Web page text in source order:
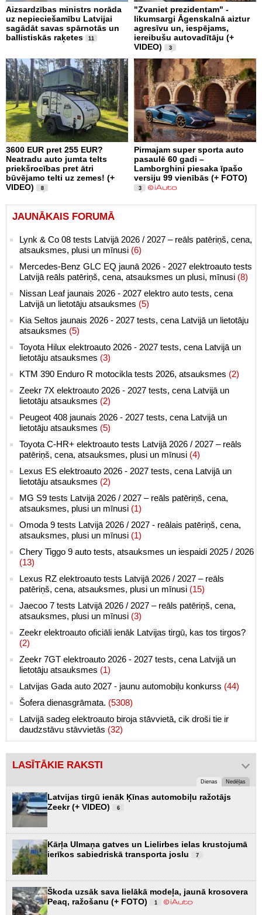
Aizsardzības ministrs norāda
uz nepieciešamību Latvijai
sagādāt savas spārnotās un
ballistiskās raķetes
11
"Zvaniet prezidentam" -
likumsargi Āgenskalnā aiztur
agresīvu un, iespējams,
iereibušu autovadītāju (+
VIDEO)
3
3600 EUR pret 255 EUR?
Neatradu auto jumta telts
priekšrocības pret ātri
būvējamo telti uz zemes! (+
VIDEO)
8
Pirmajam super sporta auto
pasaulē 60 gadi –
Lamborghini piesaka īpašo
versiju 99 vienībās (+ FOTO)
3
JAUNĀKAIS FORUMĀ
Lynk & Co 08 tests Latvijā 2026 / 2027 – reāls patēriņš, cena,
atsauksmes, plusi un mīnusi (6)
Mercedes-Benz GLC EQ jaunā 2026 - 2027 elektroauto tests
Latvijā reāls patēriņš, cena, atsauksmes un plusi, mīnusi (8)
Nissan Leaf jaunais 2026 - 2027 elektro auto tests, cena
Latvijā un lietotāju atsauksmes (5)
Kia Seltos jaunais 2026 - 2027 tests, cena Latvijā un lietotāju
atsauksmes (5)
Toyota Hilux elektroauto 2026 - 2027 tests, cena Latvijā un
lietotāju atsauksmes (3)
KTM 390 Enduro R motocikla tests 2026, atsauksmes (2)
Zeekr 7X elektroauto 2026 - 2027 tests, cena Latvijā un
lietotāju atsauksmes (2)
Peugeot 408 jaunais 2026 - 2027 tests, cena Latvijā un
lietotāju atsauksmes (5)
Toyota C-HR+ elektroauto tests Latvijā 2026 / 2027 – reāls
patēriņš, cena, atsauksmes, plusi un mīnusi (4)
Lexus ES elektroauto 2026 - 2027 tests, cena Latvijā un
lietotāju atsauksmes (2)
MG S9 tests Latvijā 2026 / 2027 – reāls patēriņš, cena,
atsauksmes, plusi un mīnusi (1)
Omoda 9 tests Latvijā 2026 / 2027 - reālais patēriņš, cena,
atsauksmes, plusi un mīnusi (1)
Chery Tiggo 9 auto tests, atsauksmes un iespaidi 2025 / 2026
(13)
Lexus RZ elektroauto tests Latvijā 2026 / 2027 – reāls
patēriņš, cena, atsauksmes, plusi un mīnusi (15)
Jaecoo 7 tests Latvijā 2026 / 2027 – reāls patēriņš, cena,
atsauksmes, plusi un mīnusi (3)
Zeekr elektroauto oficiāli ienāk Latvijas tirgū, kas tos tirgos?
(2)
Zeekr 7GT elektroauto 2026 - 2027 tests, cena Latvijā un
lietotāju atsauksmes (1)
Latvijas Gada auto 2027 - jaunu automobiļu konkurss (44)
Šofera dienasgrāmata. (5308)
Latvijā sadeg elektroauto biroja stāvvietā, cik droši tie ir
daudzstāvu stāvvietās (32)
LASĪTĀKIE RAKSTI
Dienas Nedēļas
Latvijas tirgū ienāk Ķīnas automobiļu ražotājs
Zeekr (+ VIDEO)
6
Kārļa Ulmaņa gatves un Lielirbes ielas krustojumā
ierīkos sabiedriskā transporta joslu
7
Škoda uzsāk sava lielākā modeļa, jaunā krosovera
Peaq, ražošanu (+ FOTO)
1